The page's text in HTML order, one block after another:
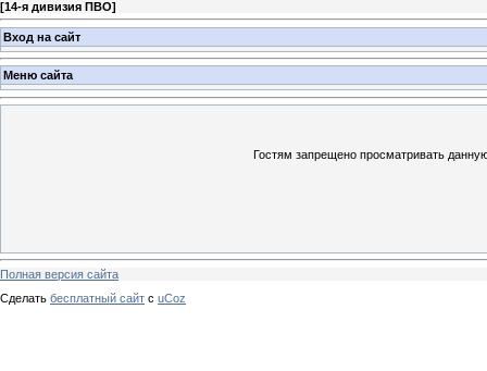
[14-я дивизия ПВО]
Вход на сайт
Меню сайта
Гостям запрещено просматривать
Полная версия сайта
Сделать бесплатный сайт с uCoz